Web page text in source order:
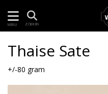
MENU ZOEKEN
Thaise Sate
+/-80 gram